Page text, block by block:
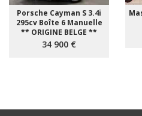
Porsche Cayman S 3.4i
295cv Boîte 6 Manuelle
** ORIGINE BELGE **
34 900 €